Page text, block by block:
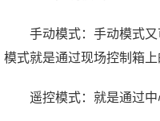
手动模式：手动模式又
模式就是通过现场控制箱上
遥控模式：就是通过中